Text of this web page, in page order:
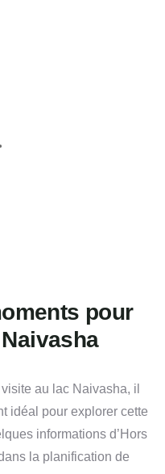
pour
au lac Naivasha, il
idéal pour explorer cette
informations d’Hors
la planification de